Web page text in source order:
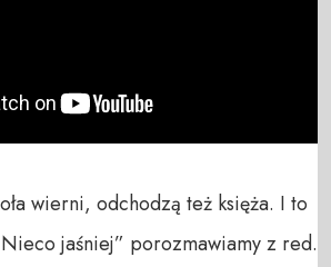
wierni, odchodzą też księża. I to
jaśniej” porozmawiamy z red.